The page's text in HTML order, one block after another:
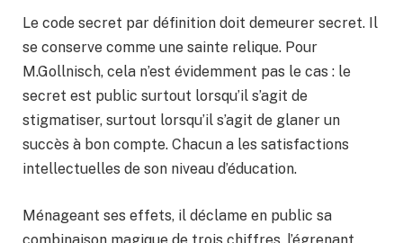
Le code secret par définition doit demeurer secret. Il
se conserve comme une sainte relique. Pour
M.Gollnisch, cela n’est évidemment pas le cas : le
secret est public surtout lorsqu’il s’agit de
stigmatiser, surtout lorsqu’il s’agit de glaner un
succès à bon compte. Chacun a les satisfactions
intellectuelles de son niveau d’éducation.
Ménageant ses effets, il déclame en public sa